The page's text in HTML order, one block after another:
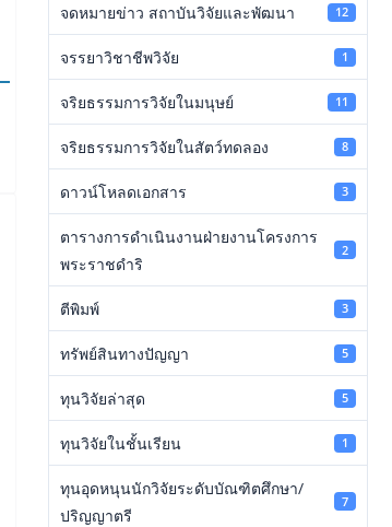
จดหมายข่าว สถาบันวิจัยและพัฒนา 12
จรรยาวิชาชีพวิจัย 1
จริยธรรมการวิจัยในมนุษย์ 11
จริยธรรมการวิจัยในสัตว์ทดลอง 8
ดาวน์โหลดเอกสาร 3
ตารางการดำเนินงานฝ่ายงานโครงการ
พระราชดำริ
2
ตีพิมพ์ 3
ทรัพย์สินทางปัญญา 5
ทุนวิจัยล่าสุด 5
ทุนวิจัยในชั้นเรียน 1
ทุนอุดหนุนนักวิจัยระดับบัณฑิตศึกษา/
ปริญญาตรี
7